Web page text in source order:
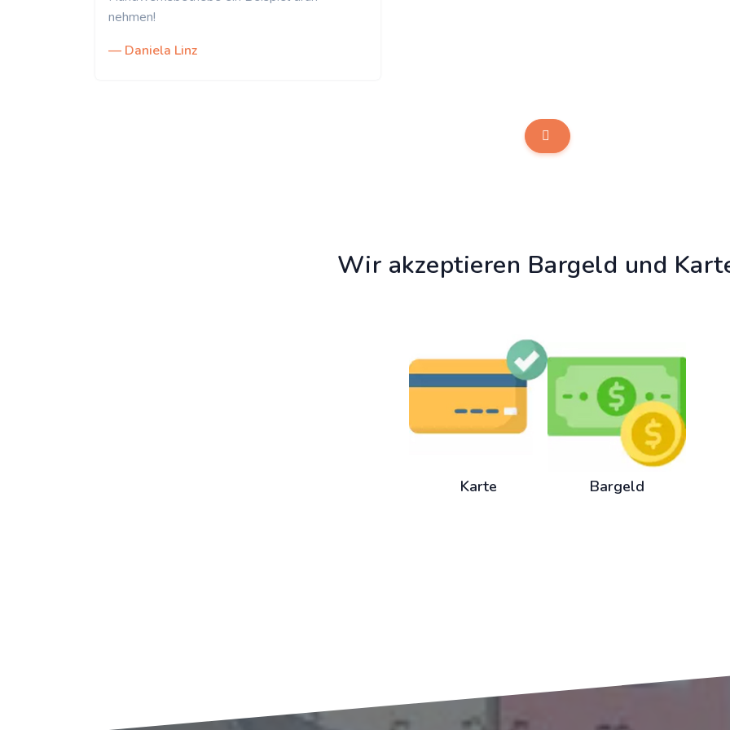
nehmen!
— Daniela Linz
Wir akzeptieren Bargeld und
Karte Bargeld